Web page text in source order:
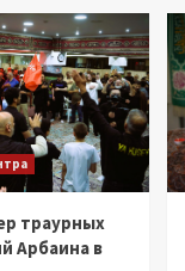
траурных
Арбаина в